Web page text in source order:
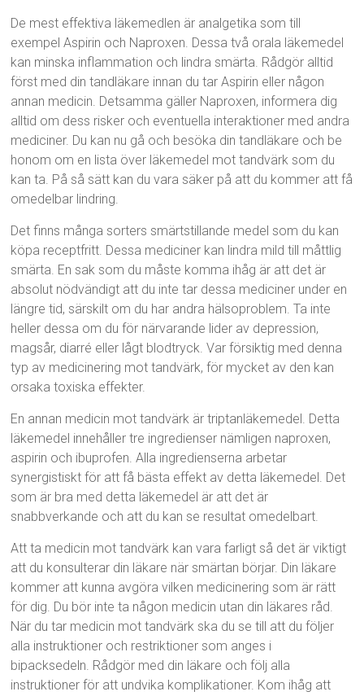
De mest effektiva läkemedlen är analgetika som till
exempel Aspirin och Naproxen. Dessa två orala läkemedel
kan minska inflammation och lindra smärta. Rådgör alltid
först med din tandläkare innan du tar Aspirin eller någon
annan medicin. Detsamma gäller Naproxen, informera dig
alltid om dess risker och eventuella interaktioner med andra
mediciner. Du kan nu gå och besöka din tandläkare och be
honom om en lista över läkemedel mot tandvärk som du
kan ta. På så sätt kan du vara säker på att du kommer att få
omedelbar lindring.
Det finns många sorters smärtstillande medel som du kan
köpa receptfritt. Dessa mediciner kan lindra mild till måttlig
smärta. En sak som du måste komma ihåg är att det är
absolut nödvändigt att du inte tar dessa mediciner under en
längre tid, särskilt om du har andra hälsoproblem. Ta inte
heller dessa om du för närvarande lider av depression,
magsår, diarré eller lågt blodtryck. Var försiktig med denna
typ av medicinering mot tandvärk, för mycket av den kan
orsaka toxiska effekter.
En annan medicin mot tandvärk är triptanläkemedel. Detta
läkemedel innehåller tre ingredienser nämligen naproxen,
aspirin och ibuprofen. Alla ingredienserna arbetar
synergistiskt för att få bästa effekt av detta läkemedel. Det
som är bra med detta läkemedel är att det är
snabbverkande och att du kan se resultat omedelbart.
Att ta medicin mot tandvärk kan vara farligt så det är viktigt
att du konsulterar din läkare när smärtan börjar. Din läkare
kommer att kunna avgöra vilken medicinering som är rätt
för dig. Du bör inte ta någon medicin utan din läkares råd.
När du tar medicin mot tandvärk ska du se till att du följer
alla instruktioner och restriktioner som anges i
bipacksedeln. Rådgör med din läkare och följ alla
instruktioner för att undvika komplikationer. Kom ihåg att